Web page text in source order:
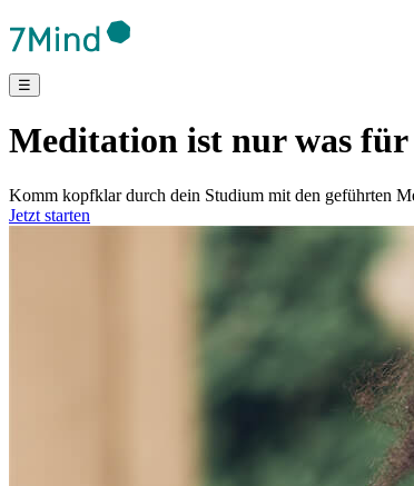
☰
Meditation ist nur was für
Komm kopfklar durch dein Studium mit den geführten
Jetzt starten